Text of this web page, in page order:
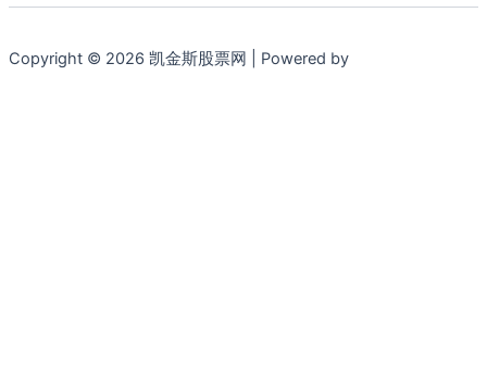
Copyright © 2026 凯金斯股票网 | Powered by